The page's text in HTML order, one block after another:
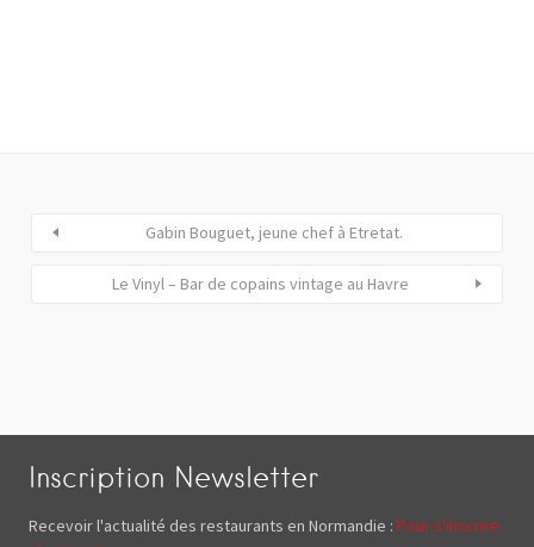
Gabin Bouguet, jeune chef à Etretat.
Le Vinyl – Bar de copains vintage au Havre
Inscription Newsletter
Recevoir l'actualité des restaurants en Normandie : Pour s'inscrire